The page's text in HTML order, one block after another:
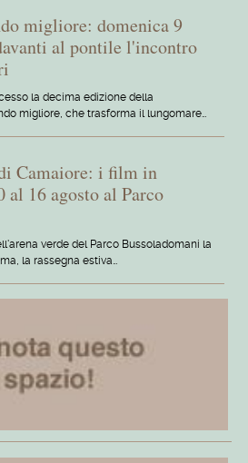
migliore: domenica 9
al pontile l'incontro
la decima edizione della
migliore, che trasforma il lungomare…
Camaiore: i film in
al 16 agosto al Parco
verde del Parco Bussoladomani la
la rassegna estiva…